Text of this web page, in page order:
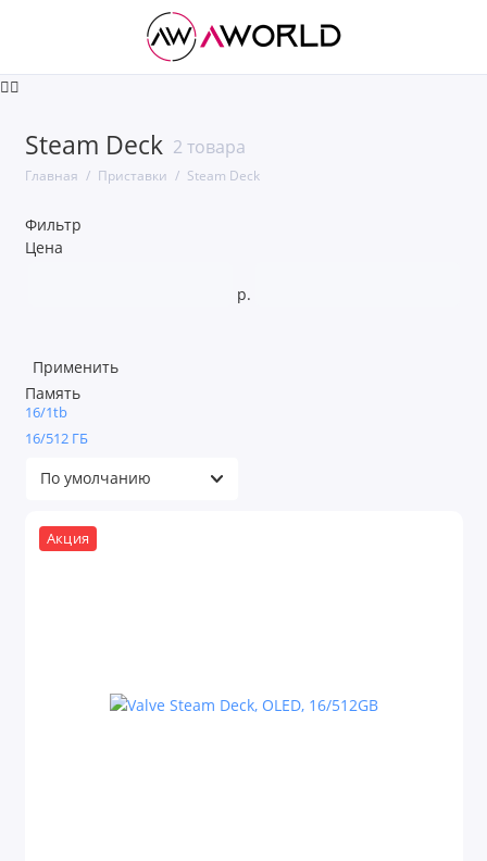
Steam Deck 2 товара
Главная Приставки Steam Deck
Фильтр
Цена
р.
Применить
Память
16/1tb
16/512 ГБ
Nintendo
Акция